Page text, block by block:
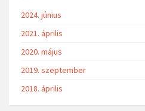
2024. június
2021. április
2020. május
2019. szeptember
2018. április